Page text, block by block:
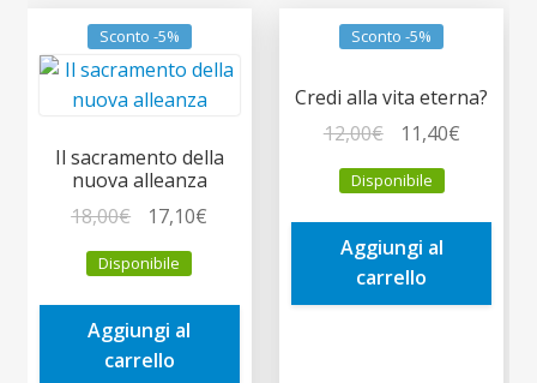
Sconto -5%
Il sacramento della
nuova alleanza
18,00€
prezzo
originale
era:
18,00€.
17,10€
è:
Disponibile
Aggiungi al
carrello
Sconto -5%
Credi alla vita eterna?
12,00€
prezzo
originale
era:
12,00€.
11,40€Il
è:
Disponibile
Aggiungi al
carrello